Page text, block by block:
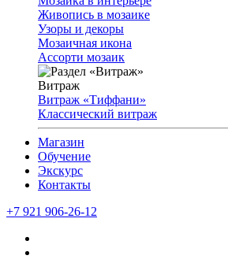
Живопись в мозаике
Узоры и декоры
Мозаичная икона
Ассорти мозаик
Витраж
Витраж «Тиффани»
Классический витраж
Магазин
Обучение
Экскурс
Контакты
+7 921 906-26-12